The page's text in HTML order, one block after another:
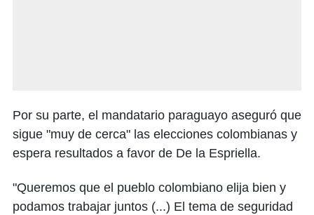
Por su parte, el mandatario paraguayo aseguró que
sigue "muy de cerca" las elecciones colombianas y
espera resultados a favor de De la Espriella.
"Queremos que el pueblo colombiano elija bien y
podamos trabajar juntos (...) El tema de seguridad